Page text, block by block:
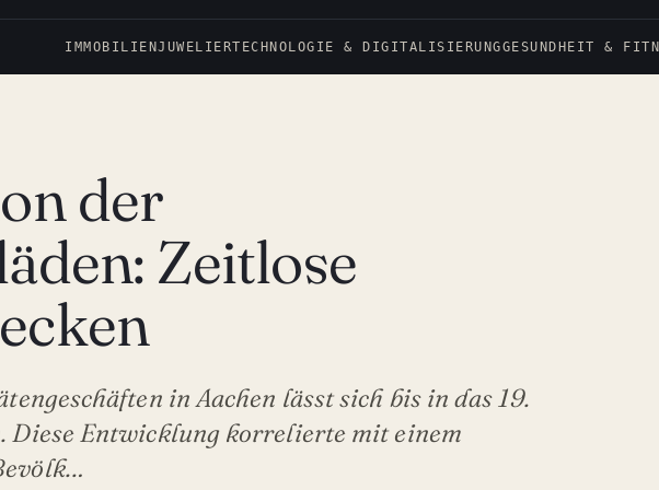
IMMOBILIENJUWELIERTECHNOLOGIE & DIGITALISIERUNGGESUNDHEIT &
der
Zeitlose
in Aachen lässt sich bis in das 19.
Diese Entwicklung korrelierte mit einem